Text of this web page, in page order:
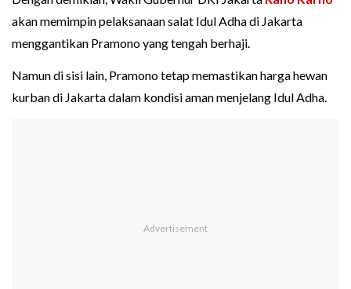
akan memimpin pelaksanaan salat Idul Adha di Jakarta
menggantikan Pramono yang tengah berhaji.
Namun di sisi lain, Pramono tetap memastikan harga hewan
kurban di Jakarta dalam kondisi aman menjelang Idul Adha.